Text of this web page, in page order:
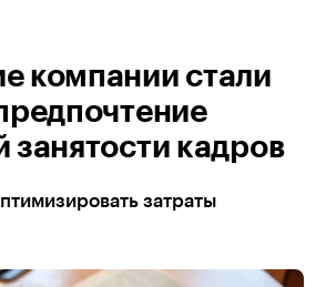
компании стали
занятости кадров
затраты